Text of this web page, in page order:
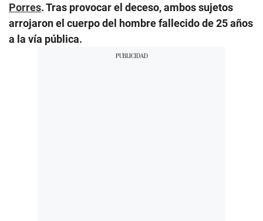
Porres. Tras provocar el deceso, ambos sujetos
arrojaron el cuerpo del hombre fallecido de 25 años
a la vía pública.